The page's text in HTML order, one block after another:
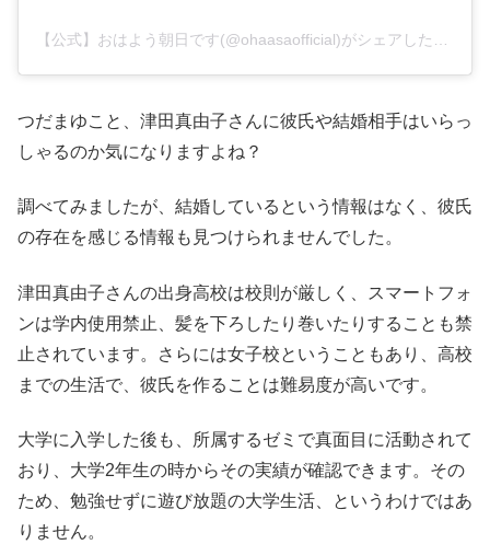
つだまゆこと、津田真由子さんに彼氏や結婚相手はいらっ
しゃるのか気になりますよね？
調べてみましたが、結婚しているという情報はなく、彼氏
の存在を感じる情報も見つけられませんでした。
津田真由子さんの出身高校は校則が厳しく、スマートフォ
ンは学内使用禁止、髪を下ろしたり巻いたりすることも禁
止されています。さらには女子校ということもあり、高校
までの生活で、彼氏を作ることは難易度が高いです。
大学に入学した後も、所属するゼミで真面目に活動されて
おり、大学2年生の時からその実績が確認できます。その
ため、勉強せずに遊び放題の大学生活、というわけではあ
りません。